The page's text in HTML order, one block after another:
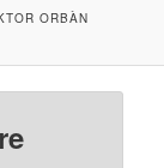
ORBÀN